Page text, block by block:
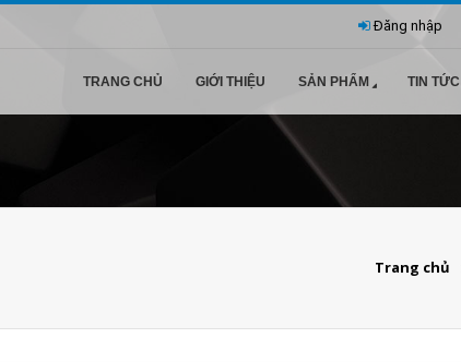
Đăng nhập
TRANG CHỦ GIỚI THIỆU SẢN PHẨM TIN TỨC
Trang chủ